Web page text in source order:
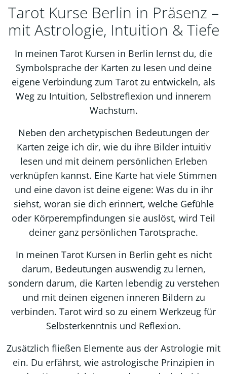
Tarot Kurse Berlin in Präsenz –
mit Astrologie, Intuition & Tiefe
In meinen Tarot Kursen in Berlin lernst du, die
Symbolsprache der Karten zu lesen und deine
eigene Verbindung zum Tarot zu entwickeln, als
Weg zu Intuition, Selbstreflexion und innerem
Wachstum.
Neben den archetypischen Bedeutungen der
Karten zeige ich dir, wie du ihre Bilder intuitiv
lesen und mit deinem persönlichen Erleben
verknüpfen kannst. Eine Karte hat viele Stimmen
und eine davon ist deine eigene: Was du in ihr
siehst, woran sie dich erinnert, welche Gefühle
oder Körperempfindungen sie auslöst, wird Teil
deiner ganz persönlichen Tarotsprache.
In meinen Tarot Kursen in Berlin geht es nicht
darum, Bedeutungen auswendig zu lernen,
sondern darum, die Karten lebendig zu verstehen
und mit deinen eigenen inneren Bildern zu
verbinden. Tarot wird so zu einem Werkzeug für
Selbsterkenntnis und Reflexion.
Zusätzlich fließen Elemente aus der Astrologie mit
ein. Du erfährst, wie astrologische Prinzipien in